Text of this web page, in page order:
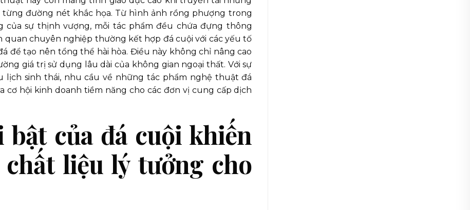
từng đường nét khắc họa. Từ hình ảnh rồng phượng trong
sự thịnh vượng, mỗi tác phẩm đều chứa đựng thông
quan chuyên nghiệp thường kết hợp đá cuội với các yếu tố
để tạo nên tổng thể hài hòa. Điều này không chỉ nâng cao
giá trị sử dụng lâu dài của không gian ngoại thất. Với sự
lịch sinh thái, nhu cầu về những tác phẩm nghệ thuật đá
cơ hội kinh doanh tiềm năng cho các đơn vị cung cấp dịch
của đá cuội khiến
liệu lý tưởng cho